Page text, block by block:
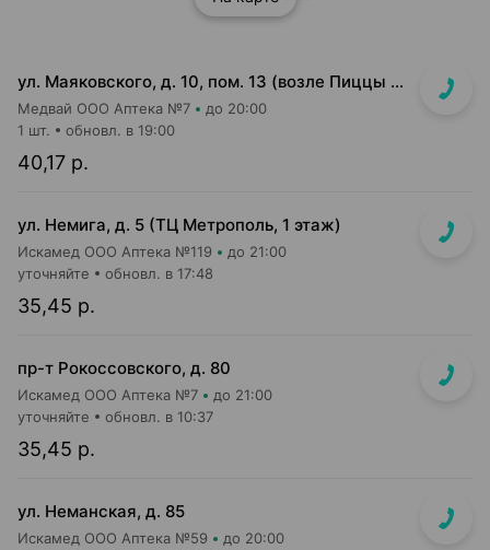
ул. Маяковского, д. 10, пом. 13 (возле Пиццы Мании)
Медвай ООО Аптека №7 до 20:00
40,17 р.
1 шт. обновл. в 19:00
ул. Немига, д. 5 (ТЦ Метрополь, 1 этаж)
Искамед ООО Аптека №119 до 21:00
35,45 р.
уточняйте обновл. в 17:48
пр-т Рокоссовского, д. 80
Искамед ООО Аптека №7 до 21:00
35,45 р.
уточняйте обновл. в 10:37
ул. Неманская, д. 85
Искамед ООО Аптека №59 до 20:00